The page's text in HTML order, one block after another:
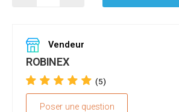
Vendeur
ROBINEX
(5)
Poser une question